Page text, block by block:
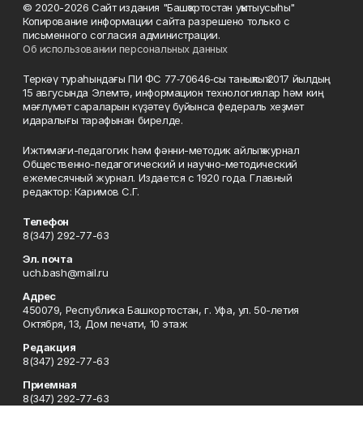
© 2020-2026 Сайт издания "Башҡортостан уҡытыусыһы"
Копирование информации сайта разрешено только с
письменного согласия администрации.
Об использовании персональных данных
Теркәү тураһындағы ПИ ФС 77‑70646‑сы таныҡлыҡ 2017 йылдың
15 авгусында Элемтә, информацион технологиялар һәм киң
мәғлүмәт сараларын күҙәтеү буйынса федераль хеҙмәт
идаралығы тарафынан бирелде.
Ижтимағи-педагогик һәм фәнни-методик айлыҡ журнал
Общественно-педагогический и научно-методический
ежемесячный журнал. Издается с 1920 года. Главный
редактор: Каримов С.Г.
Телефон
8(347) 292-77-63
Эл. почта
uch.bash@mail.ru
Адрес
450079, Республика Башкортостан, г. Уфа, ул. 50-летия
Октября, 13, Дом печати, 10 этаж
Редакция
8(347) 292-77-63
Приемная
8(347) 292-77-63